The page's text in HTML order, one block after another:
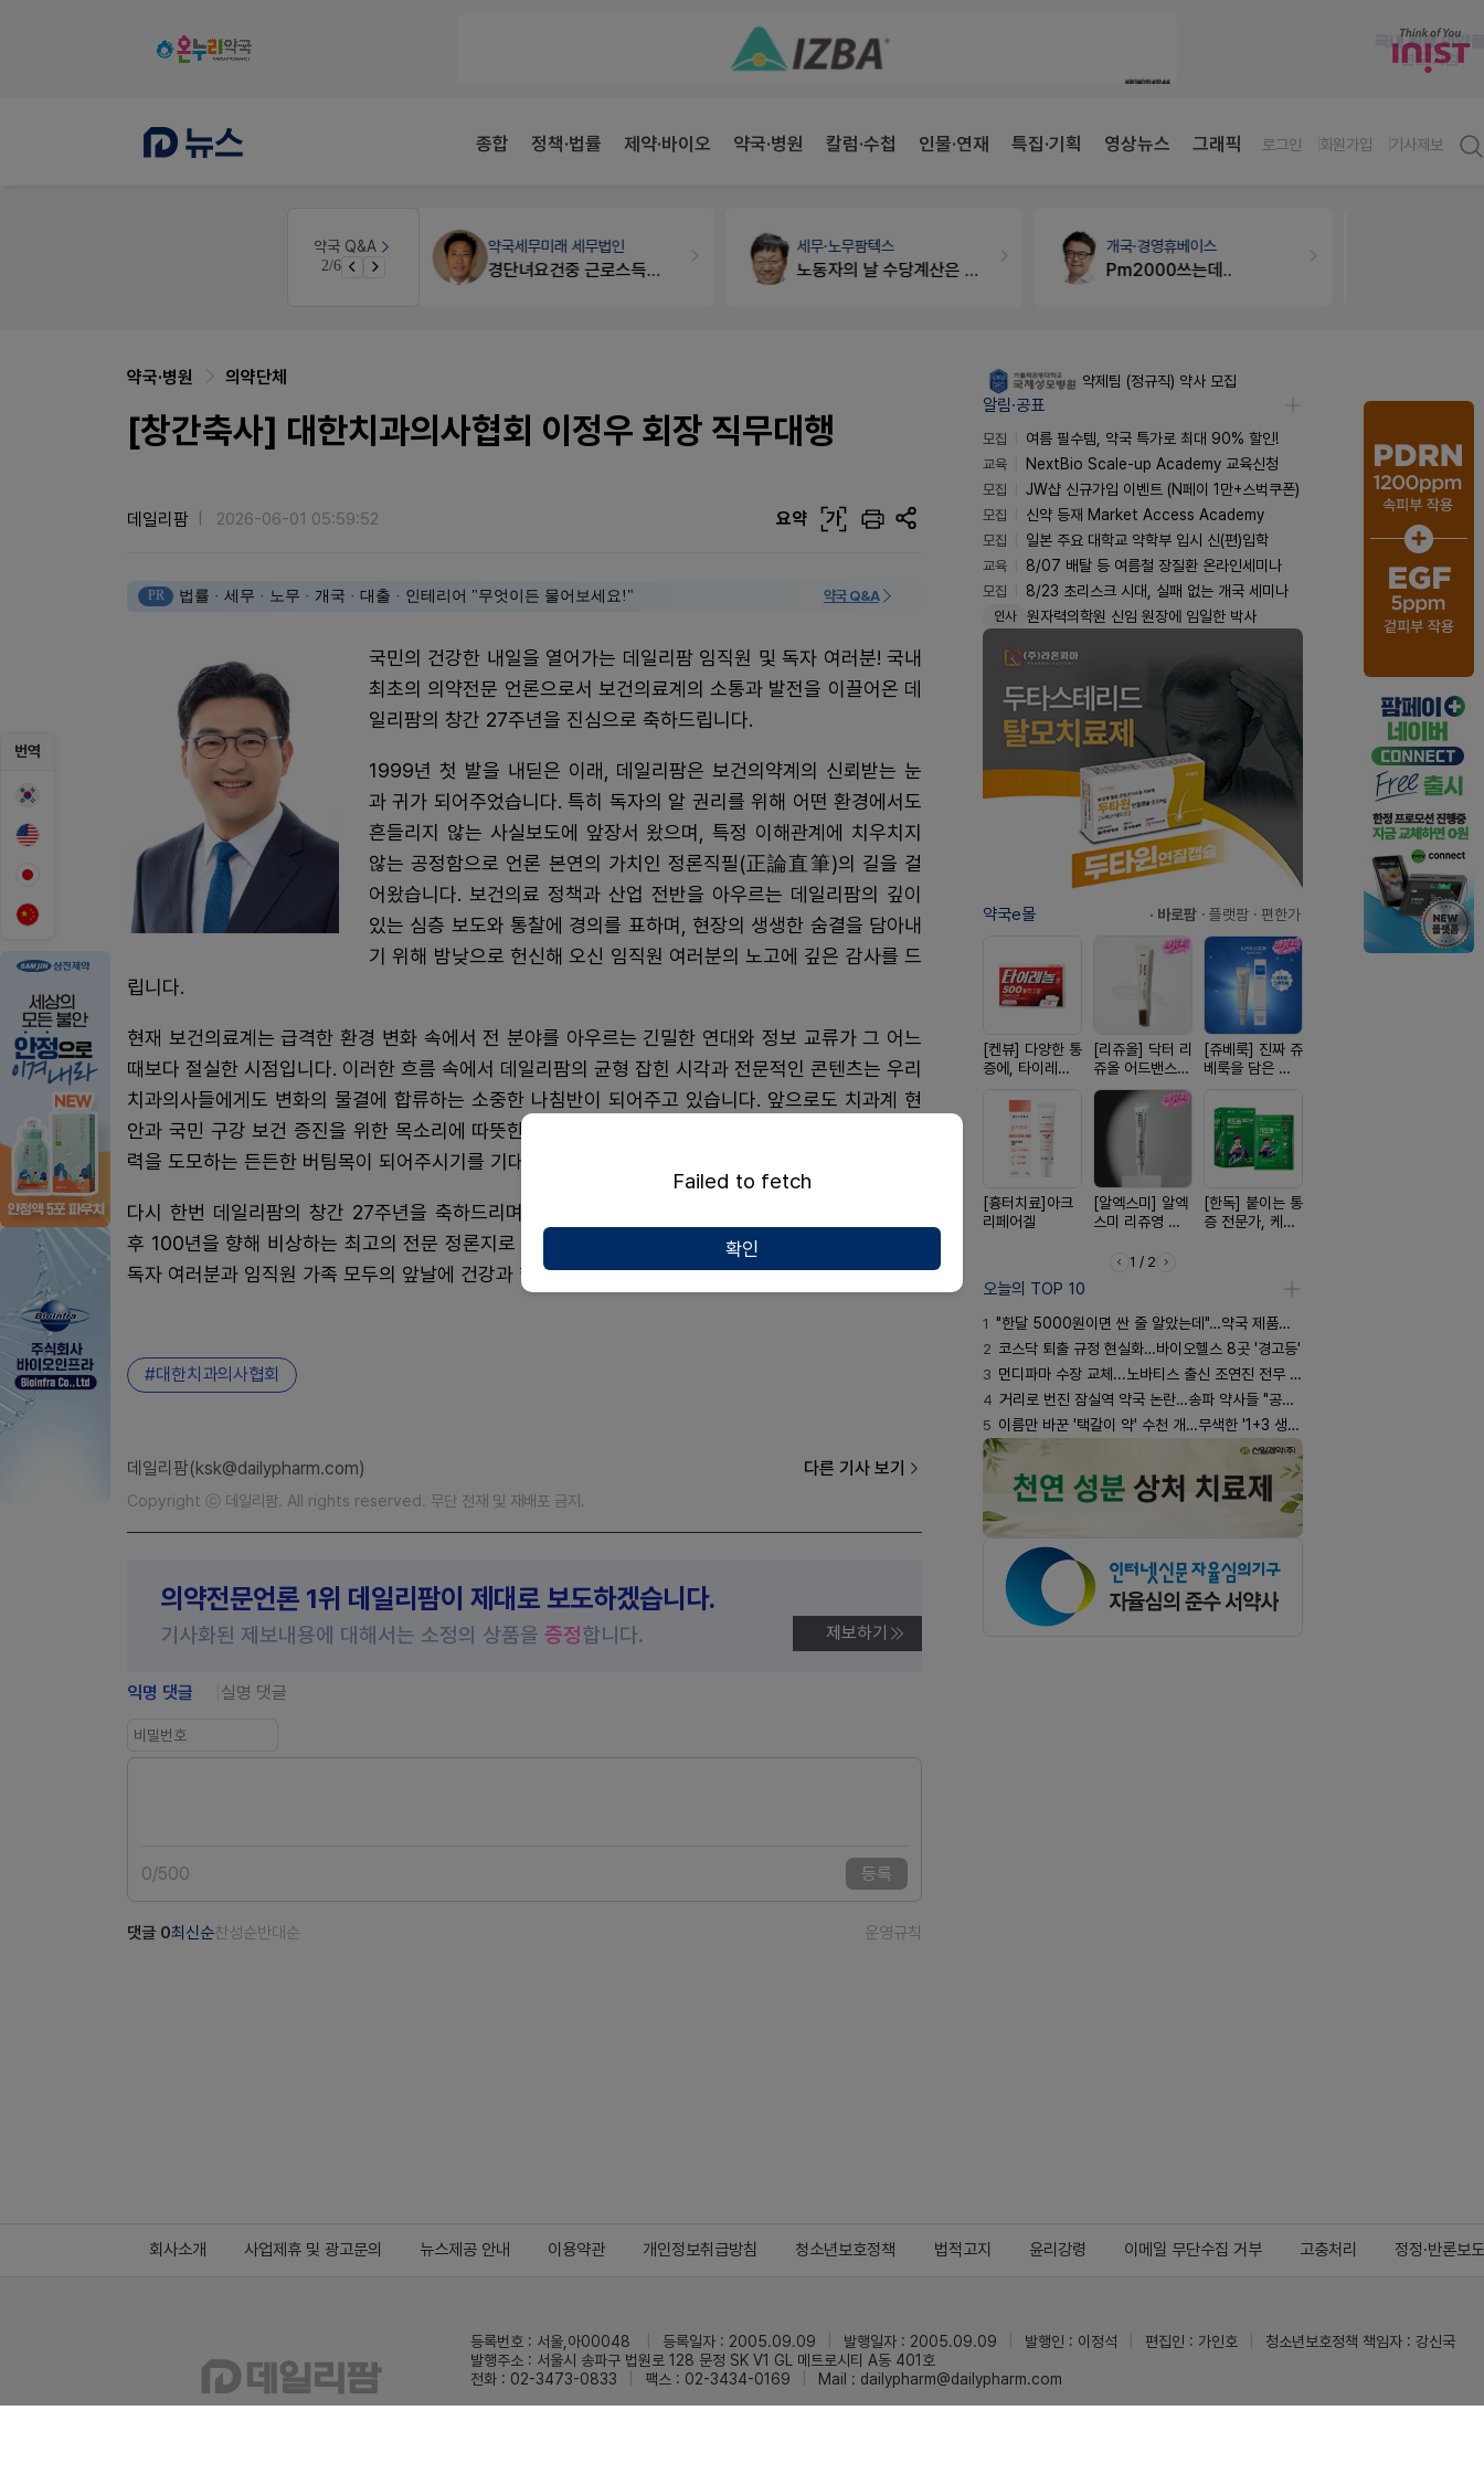
종합 정책·법률 제약·바이오 약국·병원 칼럼·수첩 인물·연재 특집·기획 영상뉴스 그래픽 로그인 회원가입 기사제보
약국 Q&A
3/6 약국 개국 대출 어떻게 받아야할지 어렵습니다
약국세무미래 세무법인
경단녀요건중 근로스득원천징수액
세무·노무팜텍스
노동자의 날 수당계산은 어떻게 되나요
개국·경영휴베이스
Pm2000쓰는데..
번역
약국·병원 의약단체
[창간축사] 대한치과의사협회 이정우 회장 직무대행
데일리팜 2026-06-01 05:59:52 요약 가
PR 법률 · 세무 · 노무 · 개국 · 대출 · 인테리어 "무엇이든 물어보세요!" 약국 Q&A
국민의 건강한 내일을 열어가는 데일리팜 임직원 및 독자 여러분! 국내
최초의 의약전문 언론으로서 보건의료계의 소통과 발전을 이끌어온 데
일리팜의 창간 27주년을 진심으로 축하드립니다.
1999년 첫 발을 내딛은 이래, 데일리팜은 보건의약계의 신뢰받는 눈
과 귀가 되어주었습니다. 특히 독자의 알 권리를 위해 어떤 환경에서도
흔들리지 않는 사실보도에 앞장서 왔으며, 특정 이해관계에 치우치지
않는 공정함으로 언론 본연의 가치인 정론직필(正論直筆)의 길을 걸
어왔습니다. 보건의료 정책과 산업 전반을 아우르는 데일리팜의 깊이
있는 심층 보도와 통찰에 경의를 표하며, 현장의 생생한 숨결을 담아내
기 위해 밤낮으로 헌신해 오신 임직원 여러분의 노고에 깊은 감사를 드
립니다.
현재 보건의료계는 급격한 환경 변화 속에서 전 분야를 아우르는 긴밀한 연대와 정보 교류가 그 어느
때보다 절실한 시점입니다. 이러한 흐름 속에서 데일리팜의 균형 잡힌 시각과 전문적인 콘텐츠는 우리
치과의사들에게도 변화의 물결에 합류하는 소중한 나침반이 되어주고 있습니다. 앞으로도 치과계 현
안과 국민 구강 보건 증진을 위한 목소리에 따뜻한 관심을 보내주시어, 보건의약계 전반의 상생과 협
력을 도모하는 든든한 버팀목이 되어주시기를 기대합니다.
다시 한번 데일리팜의 창간 27주년을 축하드리며, 지나온 27년의 자랑스러운 역사를 발판 삼아 향
후 100년을 향해 비상하는 최고의 전문 정론지로 거듭나기를 힘껏 응원합니다. 데일리팜을 사랑하는
독자 여러분과 임직원 가족 모두의 앞날에 건강과 행복이 가득하시기를 기원합니다. 감사합니다.
대한치과의사협회
데일리팜(ksk@dailypharm.com) 다른 기사 보기
Copyright ⓒ 데일리팜. All rights reserved. 무단 전재 및 재배포 금지.
의약전문언론 1위 데일리팜이 제대로 보도하겠습니다.
기사화된 제보내용에 대해서는 소정의 상품을 증정합니다. 제보하기
익명 댓글 실명 댓글
0/500 등록
댓글 0최신순찬성순반대순 운영규칙
약제팀 (정규직) 약사 모집
알림·공표
모집
여름 필수템, 약국 특가로 최대 90% 할인!
교육
NextBio Scale-up Academy 교육신청
모집
JW샵 신규가입 이벤트 (N페이 1만+스벅쿠폰)
모집
신약 등재 Market Access Academy
모집
일본 주요 대학교 약학부 입시 신(편)입학
교육
8/07 배탈 등 여름철 장질환 온라인세미나
모집
8/23 초리스크 시대, 실패 없는 개국 세미나
인사 원자력의학원 신임 원장에 임일한 박사
약국e몰 · 바로팜 · 플랫팜 · 편한가
[켄뷰] 다양한 통
증에, 타이레놀
[리쥬올] 닥터 리
쥬올 어드밴스드
PDRN 리쥬비네
이팅 크림 30ml
[쥬베룩] 진짜 쥬
베룩을 담은 약
크림
[흉터치료]아크
리페어겔
[알엑스미] 알엑
스미 리쥬영 울
10000 딥리페
[한독] 붙이는 통
증 전문가, 케토
1 / 2
오늘의 TOP 10
1 "한달 5000원이면 싼 줄 알았는데"…약국 제품과 비교해보니
2 코스닥 퇴출 규정 현실화…바이오헬스 8곳 '경고등'
3 먼디파마 수장 교체...노바티스 출신 조연진 전무 내정
4 거리로 번진 잠실역 약국 논란…송파 약사들 "공공성 훼손"
5 이름만 바꾼 '택갈이 약' 수천 개…무색한 '1+3 생동'
회사소개 사업제휴 및 광고문의 뉴스제공 안내 이용약관 개인정보취급방침 청소년보호정책 법적고지 윤리강령 이메일 무단수집 거부 고충처리 정정·반론보도
등록번호 : 서울,아00048 등록일자 : 2005.09.09 발행일자 : 2005.09.09 발행인 : 이정석 편집인 : 가인호
청소년보호정책 책임자 : 강신국
발행주소 : 서울시 송파구 법원로 128 문정 SK V1 GL 메트로시티 A동 401호
전화 : 02-3473-0833
팩스 : 02-3434-0169 Mail : dailypharm@dailypharm.com
Failed to fetch
확인